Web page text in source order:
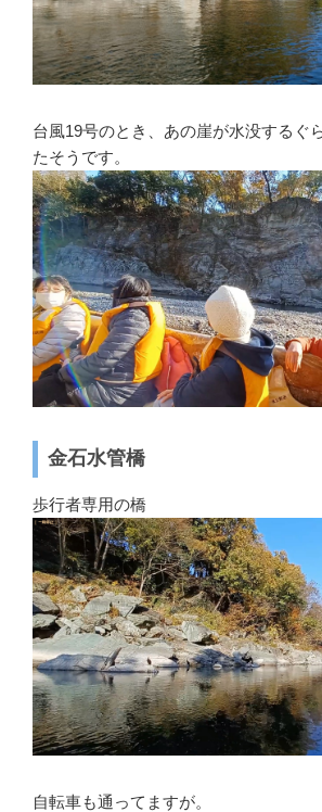
台風19号のとき、あの崖が水没するぐ
たそうです。
金石水管橋
歩行者専用の橋
自転車も通ってますが。